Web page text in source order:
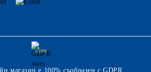
GDPR
магазин е 100% съобразен с GDPR.